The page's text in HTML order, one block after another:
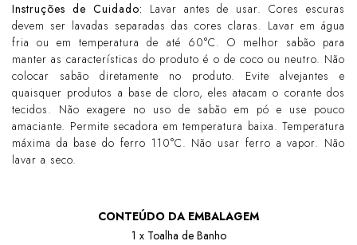
Instruções de Cuidado: Lavar antes de usar. Cores escuras
devem ser lavadas separadas das cores claras. Lavar em água
fria ou em temperatura de até 60°C. O melhor sabão para
manter as características do produto é o de coco ou neutro. Não
colocar sabão diretamente no produto. Evite alvejantes e
quaisquer produtos a base de cloro, eles atacam o corante dos
tecidos. Não exagere no uso de sabão em pó e use pouco
amaciante. Permite secadora em temperatura baixa. Temperatura
máxima da base do ferro 110°C. Não usar ferro a vapor. Não
lavar a seco.
CONTEÚDO DA EMBALAGEM
1 x Toalha de Banho